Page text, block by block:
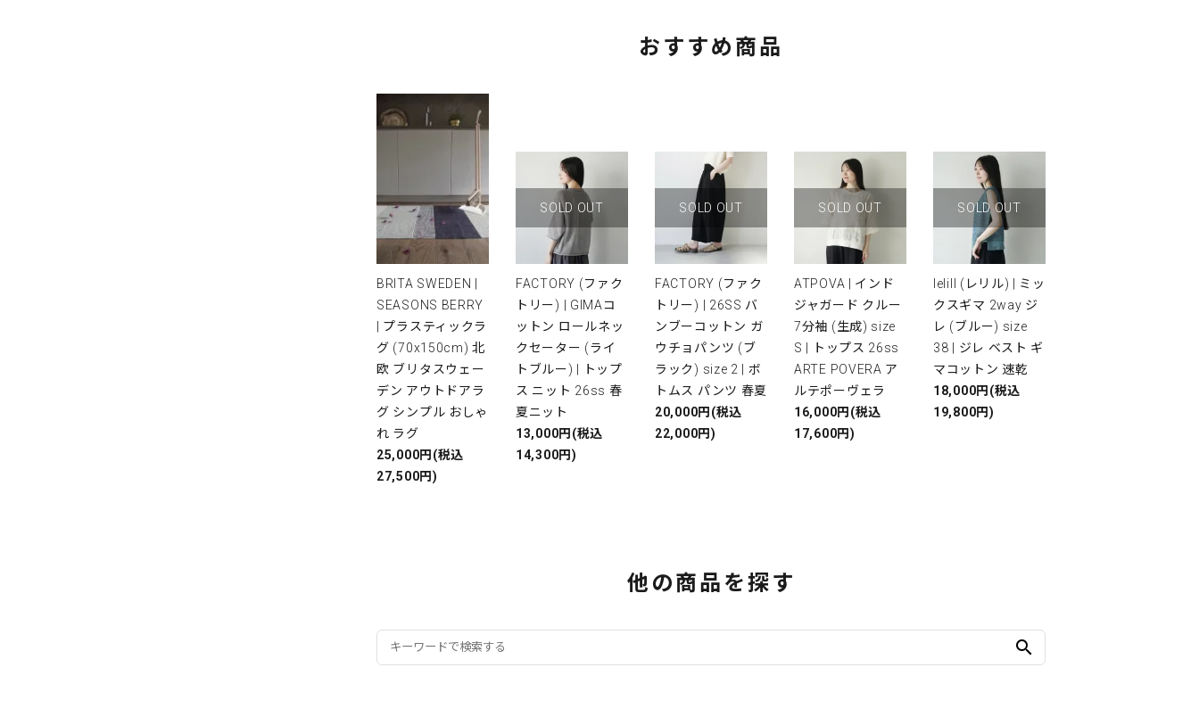
おすすめ商品
BRITA SWEDEN |
SEASONS BERRY
| プラスティックラ
グ (70x150cm) 北
欧 ブリタスウェー
デン アウトドアラ
グ シンプル おしゃ
れ ラグ
25,000円(税込
27,500円)
SOLD OUT
FACTORY (ファク
トリー) | GIMAコ
ットン ロールネッ
クセーター (ライ
トブルー) | トップ
ス ニット 26ss 春
夏ニット
13,000円(税込
14,300円)
SOLD OUT
FACTORY (ファク
トリー) | 26SS バ
ンブーコットン ガ
ウチョパンツ (ブ
ラック) size 2 | ボ
トムス パンツ 春夏
20,000円(税込
22,000円)
SOLD OUT
ATPOVA | インド
ジャガード クルー
7分袖 (生成) size
S | トップス 26ss
ARTE POVERA ア
ルテポーヴェラ
16,000円(税込
17,600円)
SOLD OUT
lelill (レリル) | ミッ
クスギマ 2way ジ
レ (ブルー) size
38 | ジレ ベスト ギ
マコットン 速乾
18,000円(税込
19,800円)
他の商品を探す
search